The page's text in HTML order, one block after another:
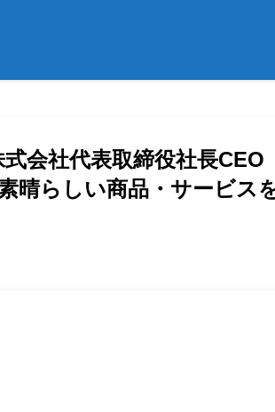
会社代表取締役社長
晴らしい商品・サービス